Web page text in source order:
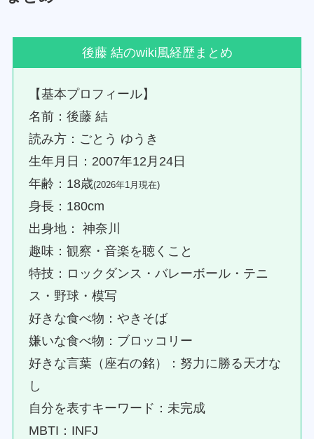
後藤 結のwiki風経歴まとめ
【基本プロフィール】
名前：後藤 結
読み方：ごとう ゆうき
生年月日：2007年12月24日
年齢：18歳(2026年1月現在)
身長：180cm
出身地： 神奈川
趣味：観察・音楽を聴くこと
特技：ロックダンス・バレーボール・テニ
ス・野球・模写
好きな食べ物：やきそば
嫌いな食べ物：ブロッコリー
好きな言葉（座右の銘）：努力に勝る天才な
し
自分を表すキーワード：未完成
MBTI：INFJ